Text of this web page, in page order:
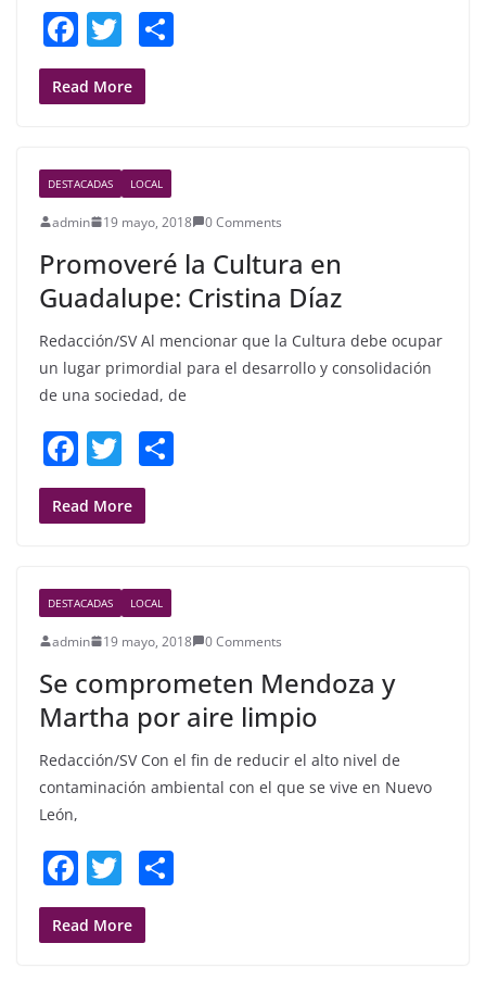
F
a
c
b
o
o
k
T
w
itt
Read More
DESTACADAS LOCAL
admin 19 mayo, 2018 0 Comments
Promoveré la Cultura en
Guadalupe: Cristina Díaz
Redacción/SV Al mencionar que la Cultura debe ocupar
un lugar primordial para el desarrollo y consolidación
de una sociedad, de
F
a
c
b
o
o
k
T
w
itt
Read More
DESTACADAS LOCAL
admin 19 mayo, 2018 0 Comments
Se comprometen Mendoza y
Martha por aire limpio
Redacción/SV Con el fin de reducir el alto nivel de
contaminación ambiental con el que se vive en Nuevo
León,
F
a
c
T
w
itt
Read More